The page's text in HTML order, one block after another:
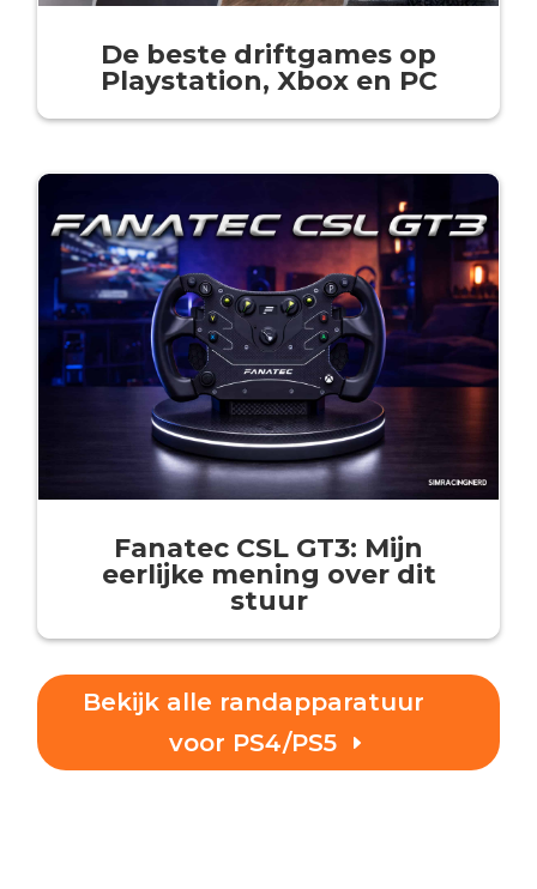
De beste driftgames op
Playstation, Xbox en PC
Fanatec CSL GT3: Mijn
eerlijke mening over dit
stuur
Bekijk alle randapparatuur
voor PS4/PS5